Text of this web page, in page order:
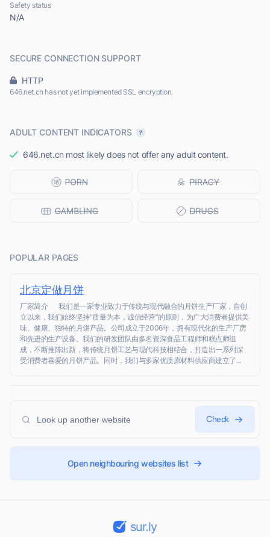
Safety status
N/A
SECURE CONNECTION SUPPORT
HTTP
646.net.cn has not yet implemented SSL encryption.
ADULT CONTENT INDICATORS
646.net.cn most likely does not offer any adult content.
POPULAR PAGES
北京定做月饼
厂家简介 我们是一家专业致力于传统与现代融合的月饼生产厂家，自创
立以来，我们始终坚持“质量为本，诚信经营”的原则，为广大消费者提供美
味、健康、独特的月饼产品。公司成立于2006年，拥有现代化的生产厂房
和先进的生产设备。我们的研发团队由多名资深食品工程师和糕点师组
成，不断推陈出新，将传统月饼工艺与现代科技相结合，打造出一系列深
受消费者喜爱的月饼产品。同时，我们与多家优质原材料供应商建立了...
Check
Open neighbouring websites list
sur.ly